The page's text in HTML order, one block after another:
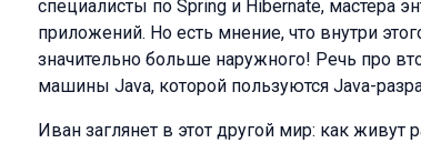
специалисты по Spring и Hibernate, мастера
приложений. Но есть мнение, что внутри
значительно больше наружного! Речь про
машины Java, которой пользуются Java-
Иван заглянет в этот другой мир: как